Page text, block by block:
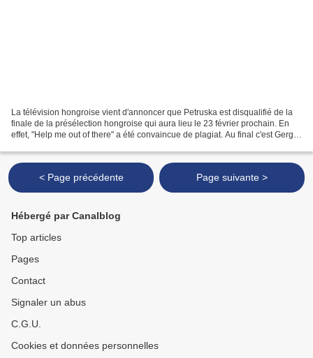
La télévision hongroise vient d'annoncer que Petruska est disqualifié de la
finale de la présélection hongroise qui aura lieu le 23 février prochain. En
effet, "Help me out of there" a été convaincue de plagiat. Au final c'est Gergő
< Page précédente Page suivante >
Hébergé par Canalblog
Top articles
Pages
Contact
Signaler un abus
C.G.U.
Cookies et données personnelles